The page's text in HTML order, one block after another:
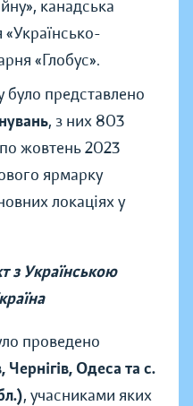
канадська
«Українсько-
«Глобус».
представлено
, з них 803
жовтень 2023
ярмарку
локаціях у
з Українською
проведено
Чернігів, Одеса та с.
, учасниками яких